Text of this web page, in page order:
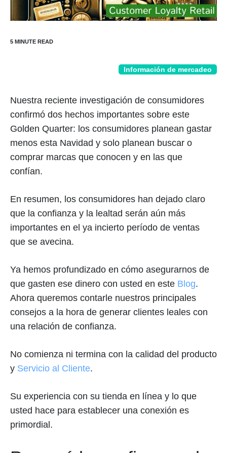
Información de mercadeo
Nuestra reciente investigación de consumidores
confirmó dos hechos importantes sobre este
Golden Quarter: los consumidores planean gastar
menos esta Navidad y solo planean buscar o
comprar marcas que conocen y en las que
confían.
En resumen, los consumidores han dejado claro
que la confianza y la lealtad serán aún más
importantes en el ya incierto período de ventas
que se avecina.
Ya hemos profundizado en cómo asegurarnos de
que gasten ese dinero con usted en este Blog.
Ahora queremos contarle nuestros principales
consejos a la hora de generar clientes leales con
una relación de confianza.
No comienza ni termina con la calidad del producto
y Servicio al Cliente.
Su experiencia con su tienda en línea y lo que
usted hace para establecer una conexión es
primordial.